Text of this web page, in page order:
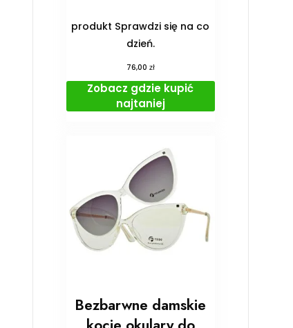
produkt Sprawdzi się na co
dzień.
76,00 zł
Zobacz gdzie kupić
najtaniej
Bezbarwne damskie